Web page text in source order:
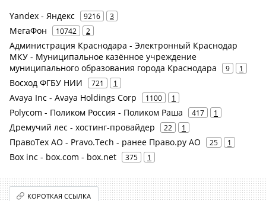
Yandex - Яндекс 9216 3
МегаФон 10742 2
Администрация Краснодара - Электронный Краснодар
МКУ - Муниципальное казённое учреждение
муниципального образования города Краснодара
9 1
Восход ФГБУ НИИ 721 1
Avaya Inc - Avaya Holdings Corp 1100 1
Polycom - Поликом Россия - Поликом Раша 417 1
Дремучий лес - хостинг-провайдер 22 1
ПравоТех АО - Pravo.Tech - ранее Право.ру АО 25 1
Box inc - box.com - box.net 375 1
КОРОТКАЯ ССЫЛКА